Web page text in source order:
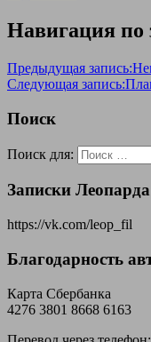
Навигация по
Предыдущая запись:
Следующая запись:
Поиск
Поиск для:
Записки
https://vk.com/leop_fil
Благодарность
Карта Сбербанка
4276 3801 8668 6163